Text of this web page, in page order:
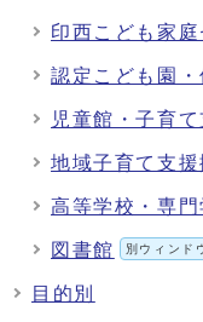
印西こども家
認定こども園
児童館・子育
地域子育て支援
高等学校・専門
図書館 別ウィンド
目的別